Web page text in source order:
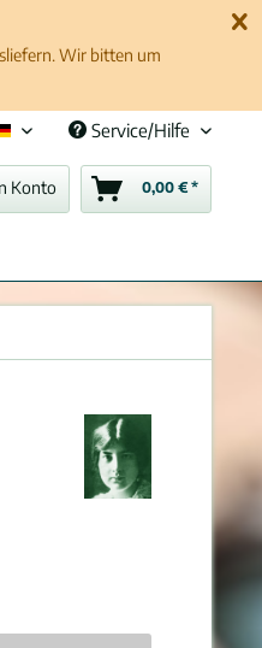
Wir bitten um
Deutsch (de)
Service/Hilfe
Konto 0,00 € *